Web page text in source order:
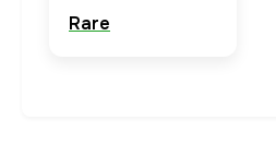
Rare